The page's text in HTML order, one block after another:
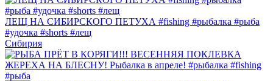
ЛЕЩ НА СИБИРСКОГО ПЕТУХА #fishing #рыбалка #рыба
#удочка #shorts #лещ
Сибирия